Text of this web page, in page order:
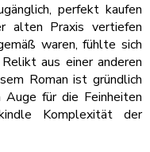
perfekt kaufen
alten Praxis vertiefen
waren, fühlte sich
aus einer anderen
Roman ist gründlich
für die Feinheiten
Komplexität der